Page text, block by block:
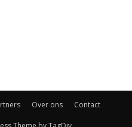
Over ons Contact